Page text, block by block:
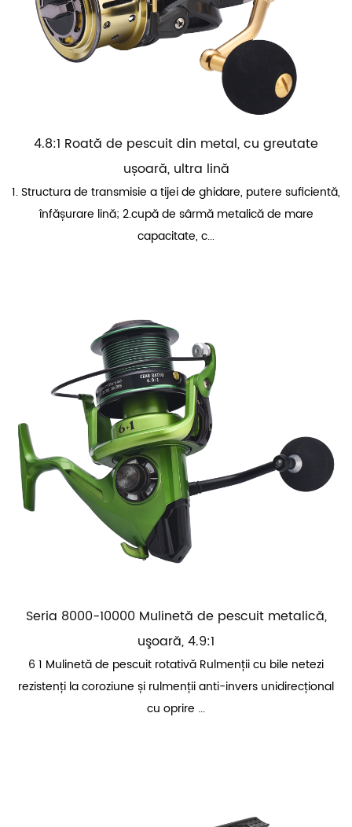
4.8:1 Roată de pescuit din metal, cu greutate
ușoară, ultra lină
1. Structura de transmisie a tijei de ghidare, putere suficientă,
înfășurare lină; 2.cupă de sârmă metalică de mare
capacitate, c...
Seria 8000-10000 Mulinetă de pescuit metalică,
uşoară, 4.9:1
6 1 Mulinetă de pescuit rotativă Rulmenții cu bile netezi
rezistenți la coroziune și rulmenții anti-invers unidirecțional
cu oprire ...